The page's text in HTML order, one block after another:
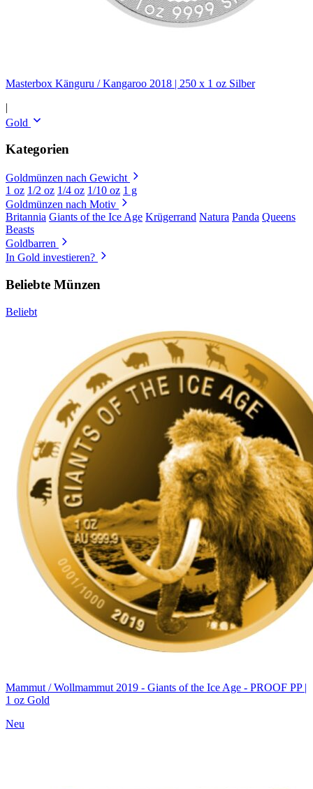
Masterbox Känguru / Kangaroo 2018 | 250 x 1 oz Silber
|
Gold
Kategorien
Goldmünzen nach Gewicht
1 oz 1/2 oz 1/4 oz 1/10 oz 1 g
Goldmünzen nach Motiv
Britannia Giants of the Ice Age Krügerrand Natura Panda Queens
Beasts
Goldbarren
In Gold investieren?
Beliebte Münzen
Beliebt
Mammut / Wollmammut 2019 - Giants of the Ice Age - PROOF PP |
1 oz Gold
Neu